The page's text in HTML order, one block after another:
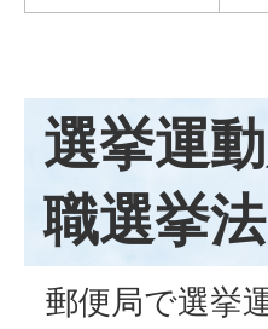
選挙運
職選挙
郵便局で選挙